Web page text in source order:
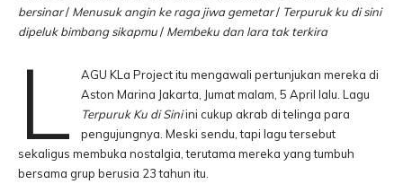
bersinar/ Menusuk angin ke raga jiwa gemetar/ Terpuruk ku di sini
dipeluk bimbang sikapmu/ Membeku dan lara tak terkira
L
AGU KLa Project itu mengawali pertunjukan mereka di
Aston Marina Jakarta, Jumat malam, 5 April lalu. Lagu
Terpuruk Ku di Siniini cukup akrab di telinga para
pengujungnya. Meski sendu, tapi lagu tersebut
sekaligus membuka nostalgia, terutama mereka yang tumbuh
bersama grup berusia 23 tahun itu.